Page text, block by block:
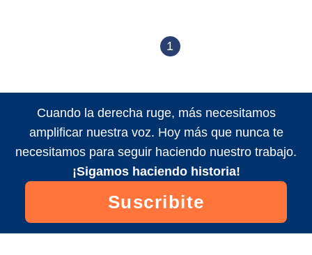
1
Cuando la derecha ruge, más necesitamos
amplificar nuestra voz. Hoy más que nunca te
necesitamos para seguir haciendo nuestro trabajo.
¡Sigamos haciendo historia!
Suscribite